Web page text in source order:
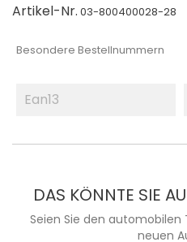
Artikel-Nr. 03-800400028-28
Besondere Bestellnummern
Ean13
DAS KÖNNTE SIE
Seien Sie den
neuen